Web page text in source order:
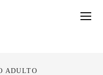
ADULTO